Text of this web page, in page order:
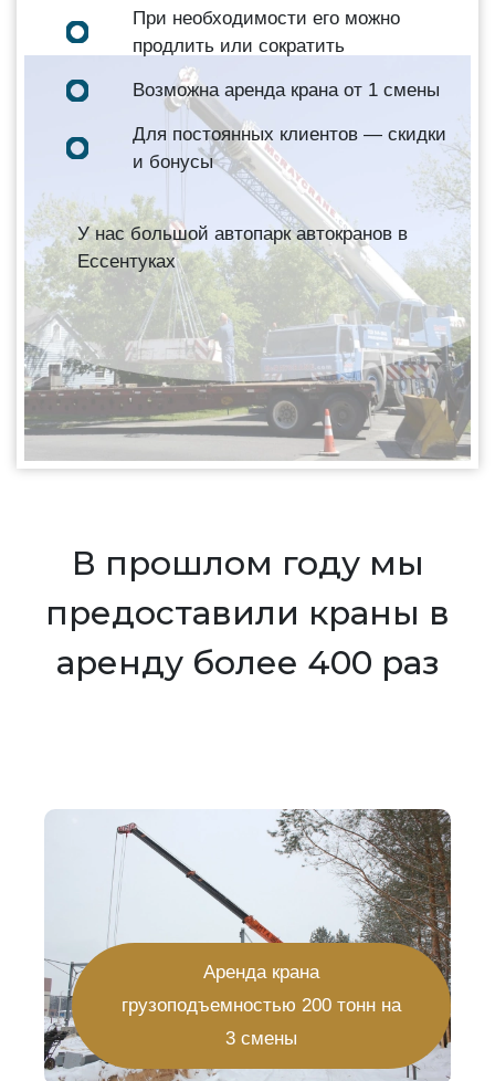
При необходимости его можно
продлить или сократить
Возможна аренда крана от 1 смены
Для постоянных клиентов — скидки
и бонусы
У нас большой автопарк автокранов в
Ессентуках
В прошлом году мы
предоставили краны в
аренду более 400 раз
Аренда крана
грузоподъемностью 200 тонн на
3 смены